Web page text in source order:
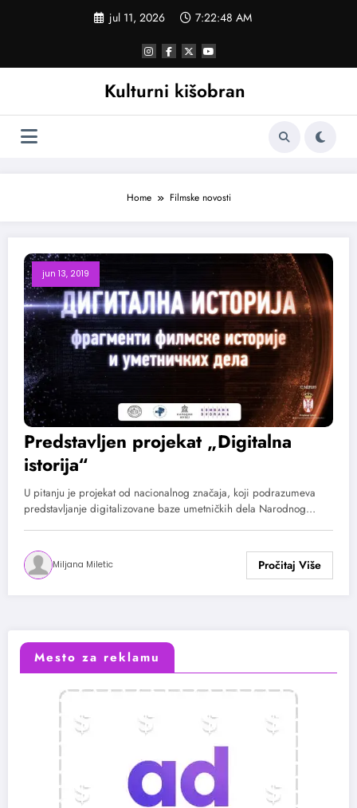
jul 11, 2026 7:22:49 AM
Kulturni kišobran
Home Filmske novosti
jun 13, 2019
Predstavljen projekat „Digitalna
istorija“
U pitanju je projekat od nacionalnog značaja, koji podrazumeva
predstavljanje digitalizovane baze umetničkih dela Narodnog…
Miljana Miletic
Mesto za reklamu